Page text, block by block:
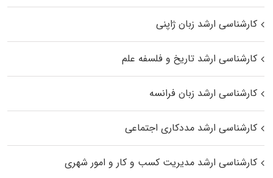
کارشناسی ارشد زبان ژاپنی
کارشناسی ارشد تاریخ و فلسفه علم
کارشناسی ارشد زبان فرانسه
کارشناسی ارشد مددکاری اجتماعی
کارشناسی ارشد مدیریت کسب و کار و امور شهری